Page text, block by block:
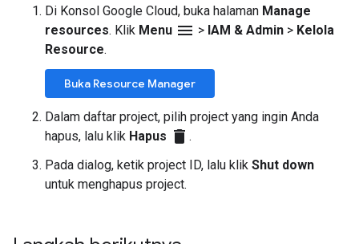
Di Konsol Google Cloud, buka halaman Manage
resources. Klik Menu menu > IAM & Admin > Kelola
Resource.
Buka Resource Manager
Dalam daftar project, pilih project yang ingin Anda
hapus, lalu klik Hapus delete .
Pada dialog, ketik project ID, lalu klik Shut down
untuk menghapus project.